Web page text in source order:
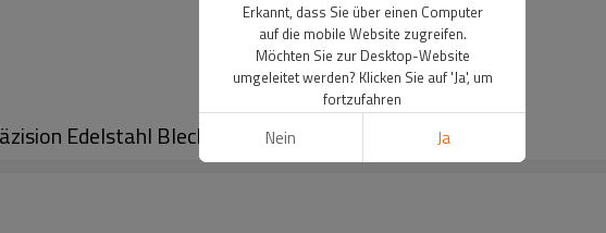
Edelstahl Blech Stanzen Teile
Erkannt, dass Sie über einen Computer
auf die mobile Website zugreifen.
Möchten Sie zur Desktop-Website
umgeleitet werden? Klicken Sie auf 'Ja', um
fortzufahren
Nein Ja